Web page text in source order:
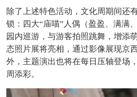
除了上述特色活动，文化周期间还
锁：四大“庙喵”人偶（盈盈、满满
园内巡游，与游客拍照跳舞，增添
态照片展将亮相，通过影像展现京
外，主题演出也将在每日压轴登场
周添彩。